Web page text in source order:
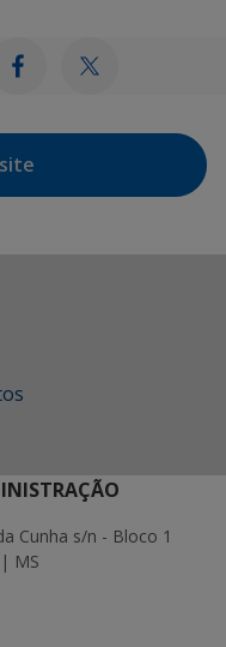
Cunha s/n - Bloco 1
MS